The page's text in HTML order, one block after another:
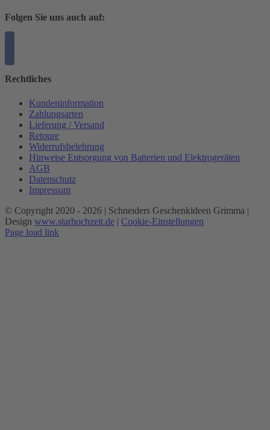
Folgen Sie uns auch auf:
Rechtliches
Kundeninformation
Zahlungsarten
Lieferung / Versand
Retoure
Widerrufsbelehrung
Hinweise Entsorgung von Batterien und Elektrogeräten
AGB
Datenschutz
Impressum
© Copyright 2020 - 2026 | Schneiders Geschenkideen Grimma |
Design www.starhochzeit.de | Cookie-Einstellungen
Page load link